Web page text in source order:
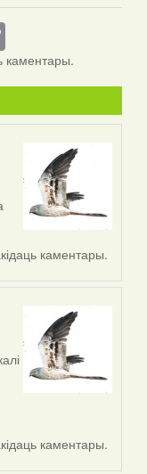
Copy
Link
каментары.
каментары.
каментары.